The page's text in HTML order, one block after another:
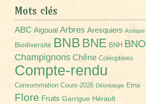
Mots clés
ABC Aigoual Arbres Aresquiers Aztèque
Biodiversité BNB BNE BNH BNO
Champignons Chêne Coléoptères
Compte-rendu
Consommation Cours-2026 Déontologie Etna
Flore Fruits Garrigue Hérault